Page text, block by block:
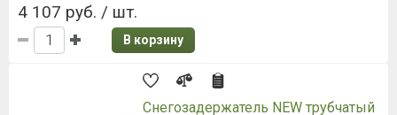
4 107 руб. / шт.
В корзину
Снегозадержатель NEW трубчатый